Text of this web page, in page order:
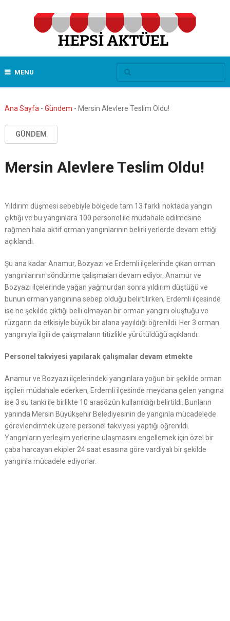
MENU
Ana Sayfa - Gündem - Mersin Alevlere Teslim Oldu!
GÜNDEM
Mersin Alevlere Teslim Oldu!
Yıldırım düşmesi sebebiyle bölgede tam 13 farklı noktada yangın
çıktığı ve bu yangınlara 100 personel ile müdahale edilmesine
rağmen hala aktif orman yangınlarının belirli yerlerde devam ettiği
açıklandı.
Şu ana kadar Anamur, Bozyazı ve Erdemli ilçelerinde çıkan orman
yangınlarının söndürme çalışmaları devam ediyor. Anamur ve
Bozyazı ilçelerinde yağan yağmurdan sonra yıldırım düştüğü ve
bunun orman yangınına sebep olduğu belirtilirken, Erdemli ilçesinde
ise ne şekilde çıktığı belli olmayan bir orman yangını oluştuğu ve
rüzgarın da etkisiyle büyük bir alana yayıldığı öğrenildi. Her 3 orman
yangınıyla ilgili de çalışmaların titizlikle yürütüldüğü açıklandı.
Personel takviyesi yapılarak çalışmalar devam etmekte
Anamur ve Bozyazı ilçelerindeki yangınlara yoğun bir şekilde orman
işçileri müdahale ederken, Erdemli ilçesinde meydana gelen yangına
ise 3 su tankı ile birlikte 10 arasözün kullanıldığı belirtildi. Bunların
yanında Mersin Büyükşehir Belediyesinin de yangınla mücadelede
görevlendirmek üzere personel takviyesi yaptığı öğrenildi.
Yangınların yerleşim yerlerine ulaşmasını engellemek için özel bir
çaba harcayan ekipler 24 saat esasına göre vardiyalı bir şekilde
yangınla mücadele ediyorlar.